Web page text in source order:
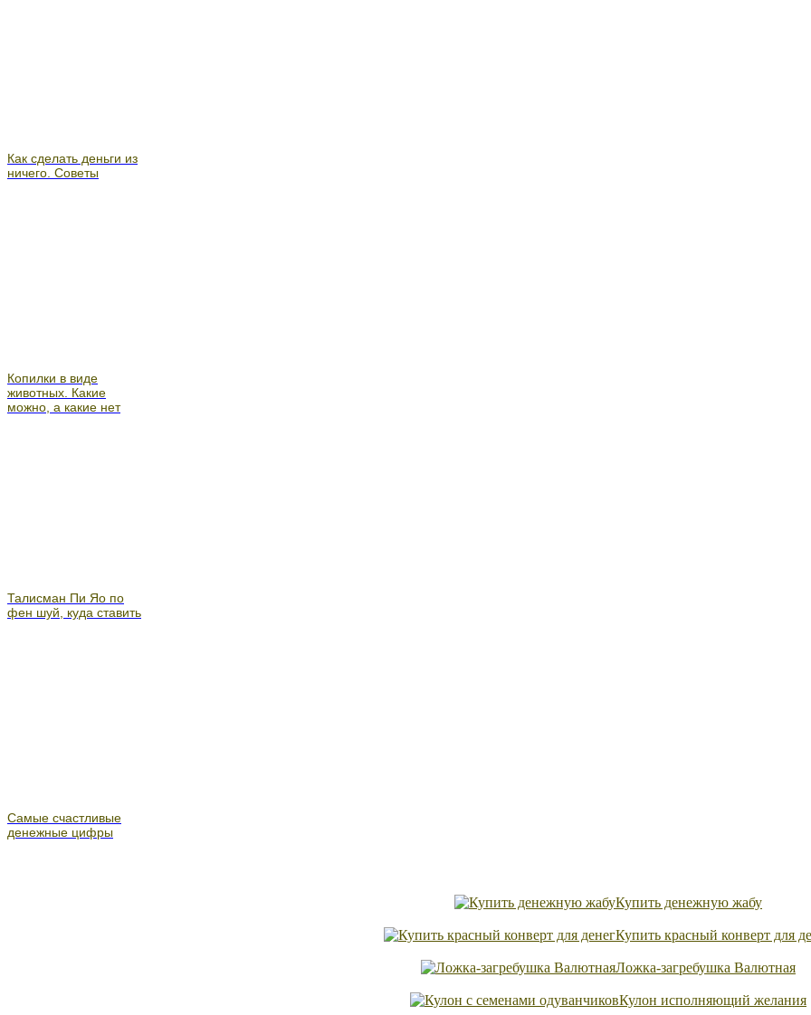
Как сделать деньги из
ничего. Советы
Копилки в виде
животных. Какие
можно, а какие нет
Талисман Пи Яо по
фен шуй, куда ставить
Самые счастливые
денежные цифры
Купить денежную жабу
Купить красный конверт для
Ложка-загребушка Валютная
Кулон исполняющий желания